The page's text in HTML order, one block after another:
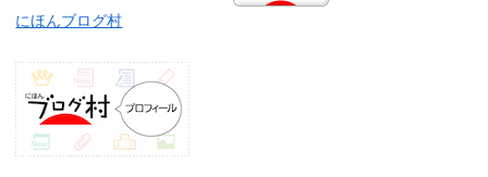
にほんブログ村